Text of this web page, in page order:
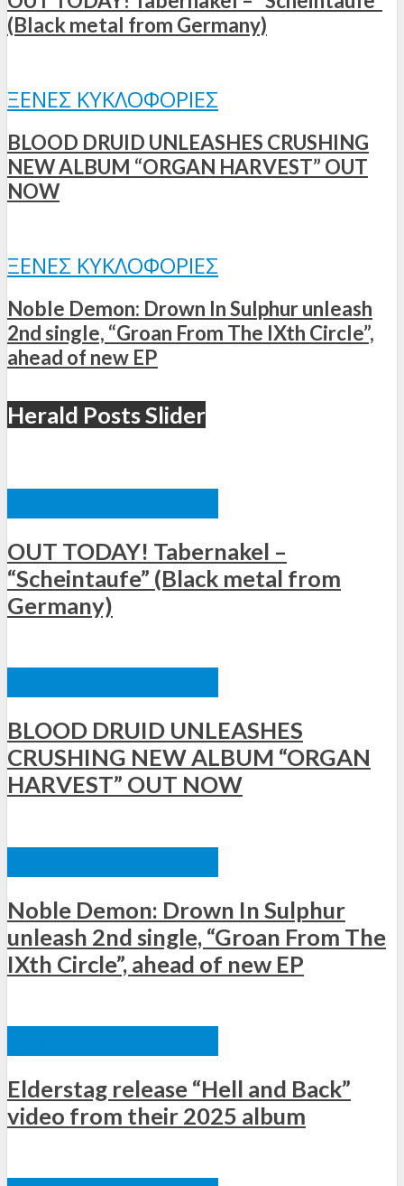
(Black metal from Germany)
ΞΈΝΕΣ ΚΥΚΛΟΦΟΡΊΕΣ
BLOOD DRUID UNLEASHES CRUSHING
NEW ALBUM “ORGAN HARVEST” OUT
NOW
ΞΈΝΕΣ ΚΥΚΛΟΦΟΡΊΕΣ
Noble Demon: Drown In Sulphur unleash
2nd single, “Groan From The IXth Circle”,
ahead of new EP
Herald Posts Slider
OUT TODAY! Tabernakel –
“Scheintaufe” (Black metal from
Germany)
BLOOD DRUID UNLEASHES
CRUSHING NEW ALBUM “ORGAN
HARVEST” OUT NOW
Noble Demon: Drown In Sulphur
unleash 2nd single, “Groan From The
IXth Circle”, ahead of new EP
Elderstag release “Hell and Back”
video from their 2025 album